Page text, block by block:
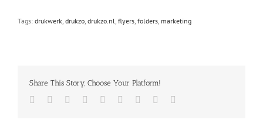
Tags: drukwerk, drukzo, drukzo.nl, flyers, folders, marketing
Share This Story, Choose Your Platform!
Facebook
TwitterLinkedIn
Reddit Whatsapp
TumblrPinterest